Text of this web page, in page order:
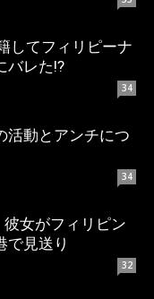
してフィリピーナ
バレた!?
34
活動とアンチにつ
34
彼女がフィリピン
で見送り
32